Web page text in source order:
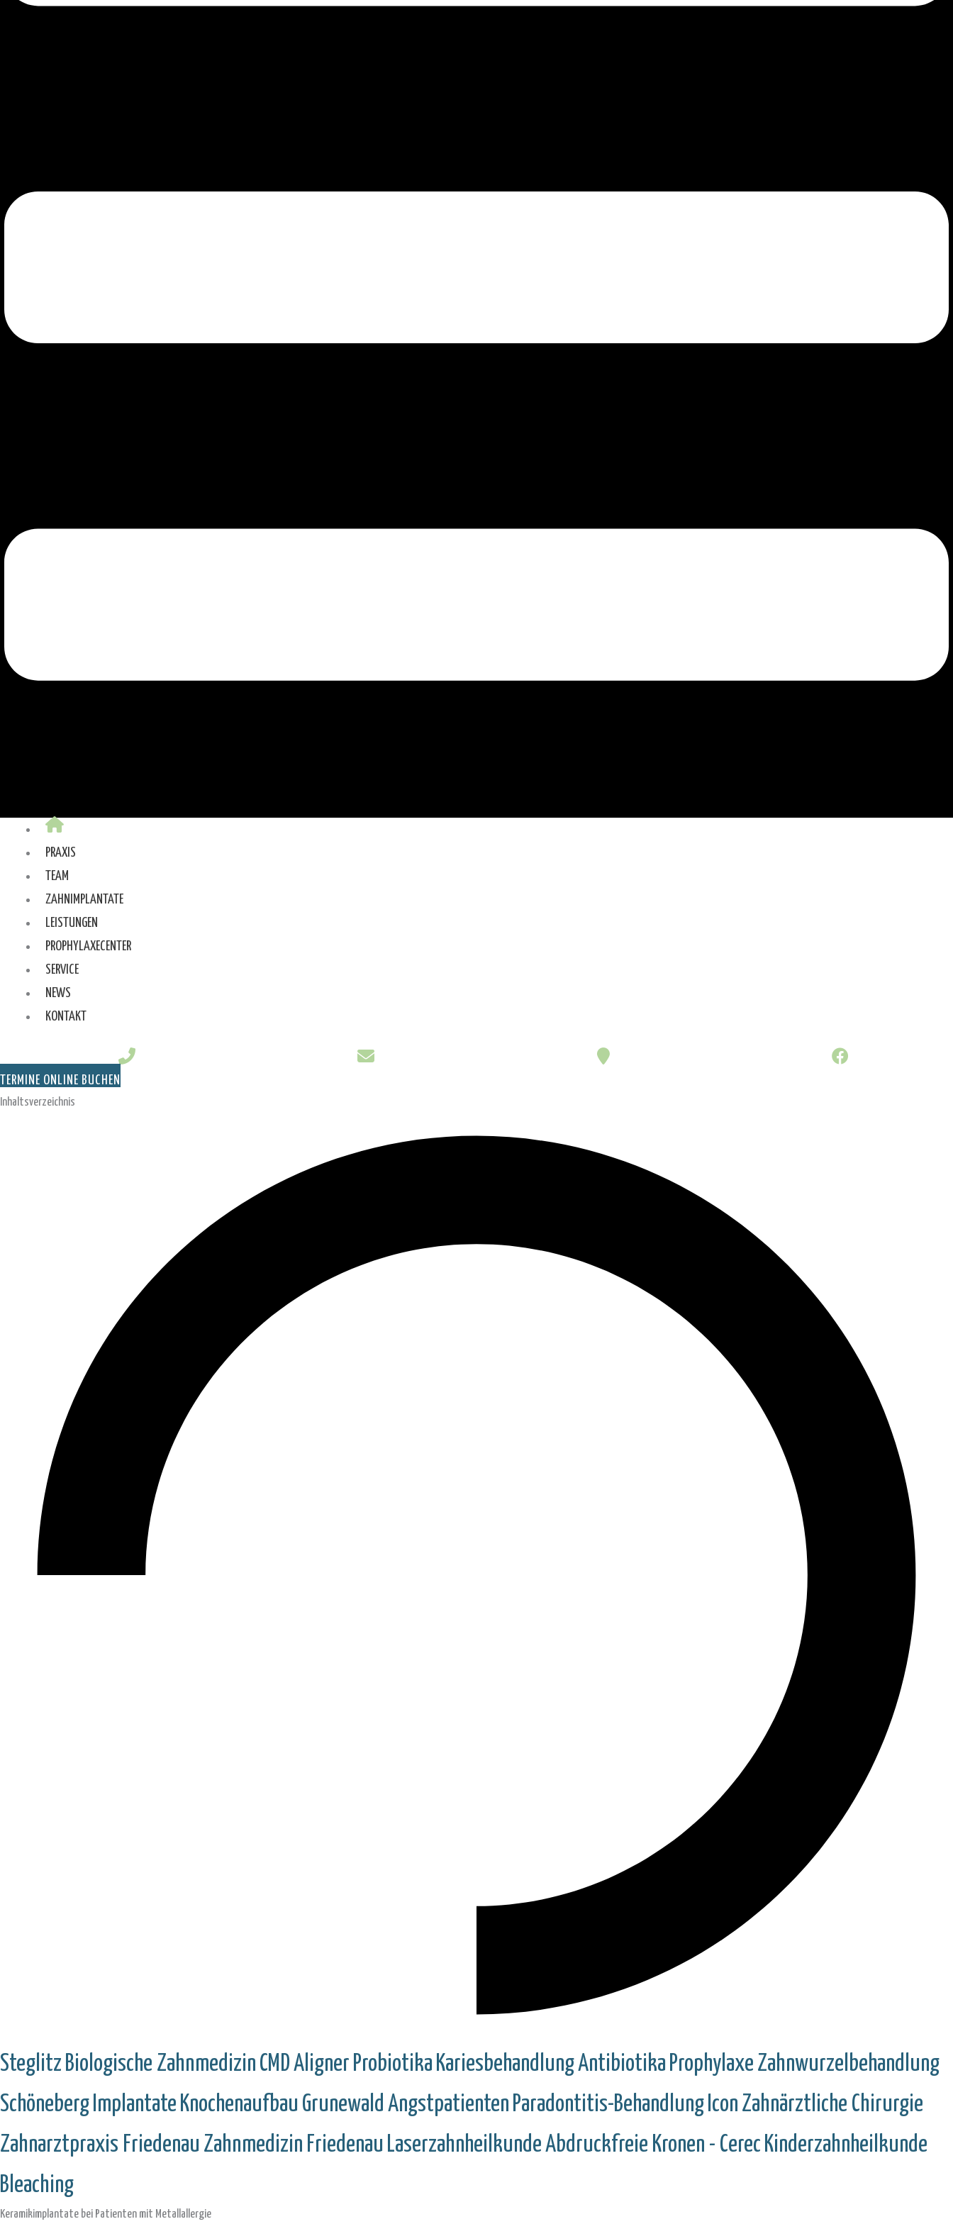
PRAXIS
TEAM
ZAHNIMPLANTATE
LEISTUNGEN
PROPHYLAXECENTER
SERVICE
NEWS
KONTAKT
TERMINE ONLINE BUCHEN
Inhaltsverzeichnis
Steglitz Biologische Zahnmedizin CMDAligner Probiotika KariesbehandlungAntibiotika Prophylaxe Zahnwurzelbehandlung
Schöneberg Implantate Knochenaufbau Grunewald Angstpatienten Paradontitis-Behandlung Icon Zahnärztliche Chirurgie
Zahnarztpraxis Friedenau Zahnmedizin Friedenau LaserzahnheilkundeAbdruckfreie Kronen - Cerec Kinderzahnheilkunde
Bleaching
Keramikimplantate bei Patienten mit Metallallergie